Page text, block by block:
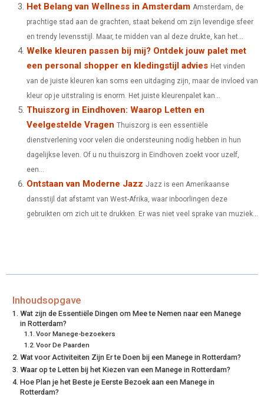
R
)
T
Het Belang van Wellness in Amsterdam Amsterdam, de
prachtige stad aan de grachten, staat bekend om zijn levendige sfeer
en trendy levensstijl. Maar, te midden van al deze drukte, kan het...
Welke kleuren passen bij mij? Ontdek jouw palet met
een personal shopper en kledingstijl advies Het vinden
van de juiste kleuren kan soms een uitdaging zijn, maar de invloed van
kleur op je uitstraling is enorm. Het juiste kleurenpalet kan...
Thuiszorg in Eindhoven: Waarop Letten en
Veelgestelde Vragen Thuiszorg is een essentiële
dienstverlening voor velen die ondersteuning nodig hebben in hun
dagelijkse leven. Of u nu thuiszorg in Eindhoven zoekt voor uzelf,
een...
Ontstaan van Moderne Jazz Jazz is een Amerikaanse
dansstijl dat afstamt van West-Afrika, waar inboorlingen deze
gebruikten om zich uit te drukken. Er was niet veel sprake van muziek...
Inhoudsopgave
Wat zijn de Essentiële Dingen om Mee te Nemen naar een Manege
in Rotterdam?
Voor Manege-bezoekers
Voor De Paarden
Wat voor Activiteiten Zijn Er te Doen bij een Manege in Rotterdam?
Waar op te Letten bij het Kiezen van een Manege in Rotterdam?
Hoe Plan je het Beste je Eerste Bezoek aan een Manege in
Rotterdam?